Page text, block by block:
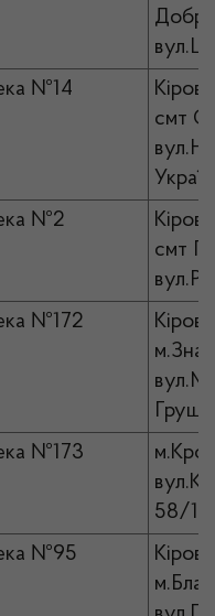
№14
смт
№2
смт
№172
№173
58/12
№95